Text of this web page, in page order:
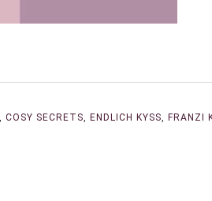
, COSY SECRETS, ENDLICH KYSS, FRANZI